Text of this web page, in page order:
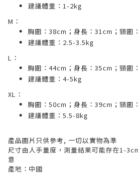
建議體重： 1-2kg
M ：
胸圍： 38cm ；身長： 31cm ；頸圍：
建議體重： 2.5-3.5kg
L ：
胸圍： 44cm ；身長： 35cm ；頸圍：
建議體重： 4-5kg
XL ：
胸圍： 50cm ；身長： 39cm ；頸圍：
建議體重： 5.5-8kg
產品圖片只供參考, 一切以實物為準
尺寸由人手量度，測量結果可能存在1-
意
產地：中國